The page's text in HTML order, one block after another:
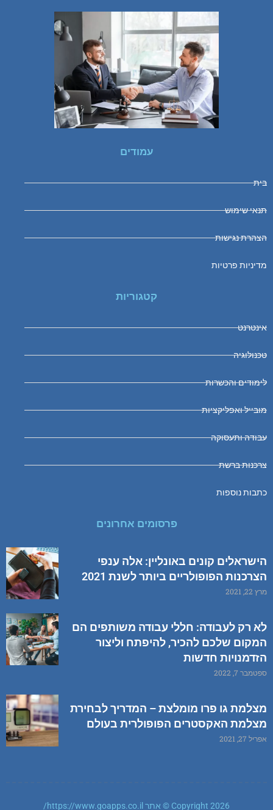
עמודים
בית
תנאי שימוש
הצהרת נגישות
מדיניות פרטיות
קטגוריות
אינטרנט
טכנולוגיה
לימודים והכשרות
מובייל ואפליקציות
עבודה ותעסוקה
צרכנות ברשת
כתבות נוספות
פרסומים אחרונים
הישראלים קונים באונליין: אלה ענפי
הצרכנות הפופולריים ביותר לשנת 2021
מרץ 22, 2021
לא רק לעבודה: חללי עבודה משותפים הם
המקום שלכם להכיר, להיפתח וליצור
הזדמנויות חדשות
ספטמבר 7, 2022
מצלמת גו פרו מומלצת – המדריך לבחירת
מצלמת האקסטרים הפופולרית בעולם
אפריל 27, 2021
Copyright 2026 © אתר https://www.goapps.co.il/